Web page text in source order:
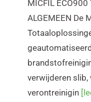
MICFIL
ALGEMEEN De
geautomatiseerd
verwijderen slib,
verontreinigin